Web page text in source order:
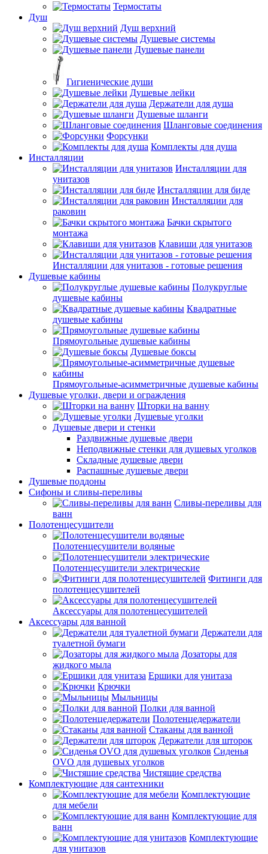
Термостаты
Душ
Душ верхний
Душевые системы
Душевые панели
Гигиенические души
Душевые лейки
Держатели для душа
Душевые шланги
Шланговые соединения
Форсунки
Комплекты для душа
Инсталляции
Инсталляции для
унитазов
Инсталляции для биде
Инсталляции для
раковин
Бачки скрытого
монтажа
Клавиши для унитазов
Инсталляции для унитазов - готовые решения
Душевые кабины
Полукруглые
душевые кабины
Квадратные
душевые кабины
Прямоугольные душевые кабины
Душевые боксы
Прямоугольные-асимметричные душевые кабины
Душевые уголки, двери и ограждения
Шторки на ванну
Душевые уголки
Душевые двери и стенки
Раздвижные душевые двери
Неподвижные стенки для душевых уголков
Складные душевые двери
Распашные душевые двери
Душевые поддоны
Сифоны и сливы-переливы
Сливы-переливы для
ванн
Полотенцесушители
Полотенцесушители водяные
Полотенцесушители электрические
Фитинги для
полотенцесушителей
Аксессуары для полотенцесушителей
Аксессуары для ванной
Держатели для
туалетной бумаги
Дозаторы для
жидкого мыла
Ершики для унитаза
Крючки
Мыльницы
Полки для ванной
Полотенцедержатели
Стаканы для ванной
Держатели для шторок
Сиденья
OVO для душевых уголков
Чистящие средства
Комплектующие для сантехники
Комплектующие
для мебели
Комплектующие для
ванн
Комплектующие
для унитазов